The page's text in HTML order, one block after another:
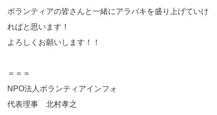
ボランティアの皆さんと一緒にアラバキを盛り上げていけ
ればと思います！
よろしくお願いします！！
＝＝＝
NPO法人ボランティアインフォ
代表理事 北村孝之